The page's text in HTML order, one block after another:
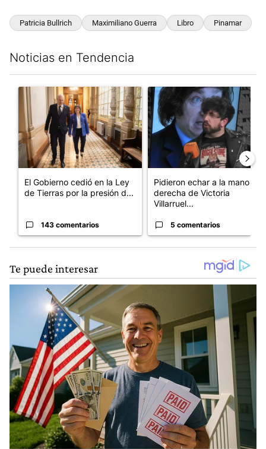
Patricia Bullrich Maximiliano Guerra Libro Pinamar
Noticias en Tendencia
Un artículo de tendencia con el título "El Gobierno cedió en
El Gobierno cedió en la Ley
de Tierras por la presión d...
143 comentarios
Un artículo de tendencia con
Pidieron echar a la mano
derecha de Victoria
Villarruel...
5 comentarios